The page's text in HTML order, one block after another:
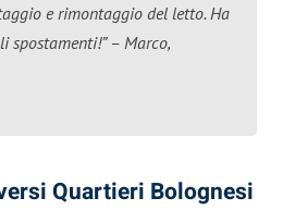
e rimontaggio del letto. Ha
spostamenti!” – Marco,
Quartieri Bolognesi